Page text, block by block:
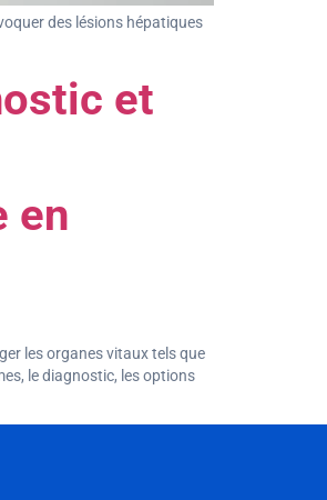
des lésions hépatiques
et
en
les organes vitaux tels que
le diagnostic, les options